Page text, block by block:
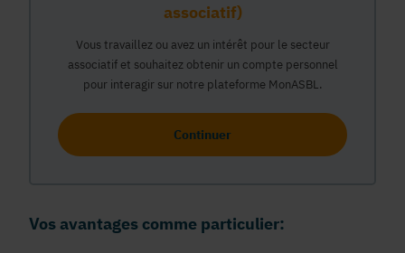
associatif)
Vous travaillez ou avez un intérêt pour le secteur
associatif et souhaitez obtenir un compte personnel
pour interagir sur notre plateforme MonASBL.
Continuer
Vos avantages comme particulier: